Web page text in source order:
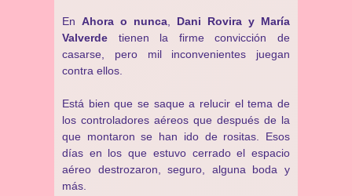
En Ahora o nunca
Dani Rovira y María
Valverde tienen la firme convicción de
casarse, pero mil inconvenientes juegan
contra ellos.
Está bien que se saque a relucir el tema de
los controladores aéreos que después de la
que montaron se han ido de rositas. Esos
días en los que estuvo cerrado el espacio
aéreo destrozaron, seguro, alguna boda y
más.